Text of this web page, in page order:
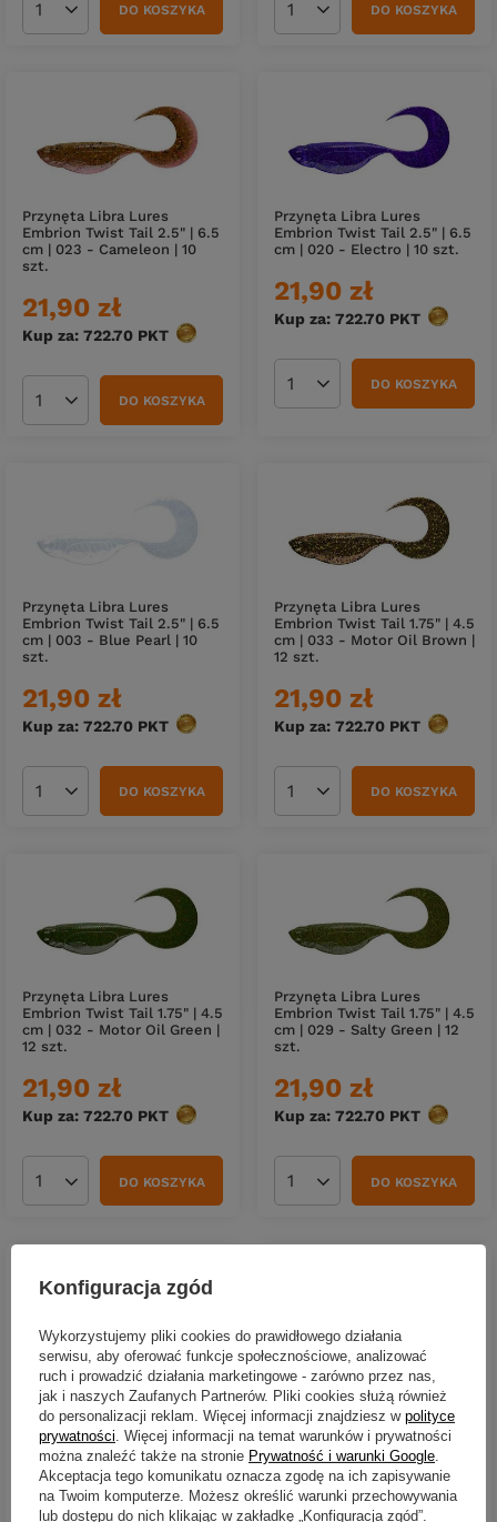
Ilość produktówDO KOSZYKA Ilość produktówDO KOSZYKA
Przynęta Libra Lures
Embrion Twist Tail 2.5" | 6.5
cm | 023 - Cameleon | 10
szt.
21,90 zł
Kup za: 722.70 PKT punktów
Ilość produktówDO KOSZYKA
Przynęta Libra Lures
Embrion Twist Tail 2.5" | 6.5
cm | 020 - Electro | 10 szt.
21,90 zł
Kup za: 722.70 PKT punktów
Ilość produktówDO KOSZYKA
Przynęta Libra Lures
Embrion Twist Tail 2.5" | 6.5
cm | 003 - Blue Pearl | 10
szt.
21,90 zł
Kup za: 722.70 PKT punktów
Ilość produktówDO KOSZYKA
Przynęta Libra Lures
Embrion Twist Tail 1.75" | 4.5
cm | 033 - Motor Oil Brown |
12 szt.
21,90 zł
Kup za: 722.70 PKT punktów
Ilość produktówDO KOSZYKA
Przynęta Libra Lures
Embrion Twist Tail 1.75" | 4.5
cm | 032 - Motor Oil Green |
12 szt.
21,90 zł
Kup za: 722.70 PKT punktów
Ilość produktówDO KOSZYKA
Przynęta Libra Lures
Embrion Twist Tail 1.75" | 4.5
cm | 029 - Salty Green | 12
szt.
21,90 zł
Kup za: 722.70 PKT punktów
Ilość produktówDO KOSZYKA
Przynęta Libra Lures
Embrion Twist Tail 1.75" | 4.5
cm | 020 - Electro | 12 szt.
21,90 zł
Kup za: 722.70PKTpunktów
CHWILOWO NIEDOSTĘPNY
Przynęta Libra Lures
Embrion Twist Tail 1.75" | 4.5
cm | 023 - Cameleon | 12
szt.
21,90 zł
Kup za: 722.70PKTpunktów
Konfiguracja zgód
Wykorzystujemy pliki cookies do prawidłowego działania
serwisu, aby oferować funkcje społecznościowe, analizować
ruch i prowadzić działania marketingowe - zarówno przez nas,
jak i naszych Zaufanych Partnerów. Pliki cookies służą również
do personalizacji reklam. Więcej informacji znajdziesz w polityce
prywatności . Więcej informacji na temat warunków i prywatności
można znaleźć także na stronie Prywatność i warunki Google
Akceptacja tego komunikatu oznacza zgodę na ich zapisywanie
na Twoim komputerze. Możesz określić warunki przechowywania
lub dostępu do nich klikając w zakładkę „Konfiguracja zgód”.